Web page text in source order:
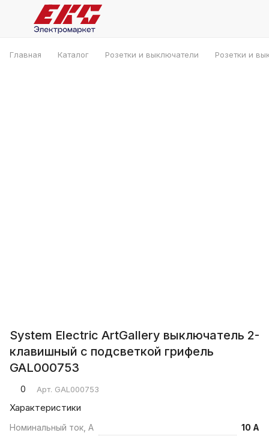
Главная Каталог Розетки и выключатели Розетки и
System Electric ArtGallery выключатель 2-
клавишный с подсветкой грифель
GAL000753
0 Арт. GAL000753
Характеристики
Номинальный ток, А 10 А